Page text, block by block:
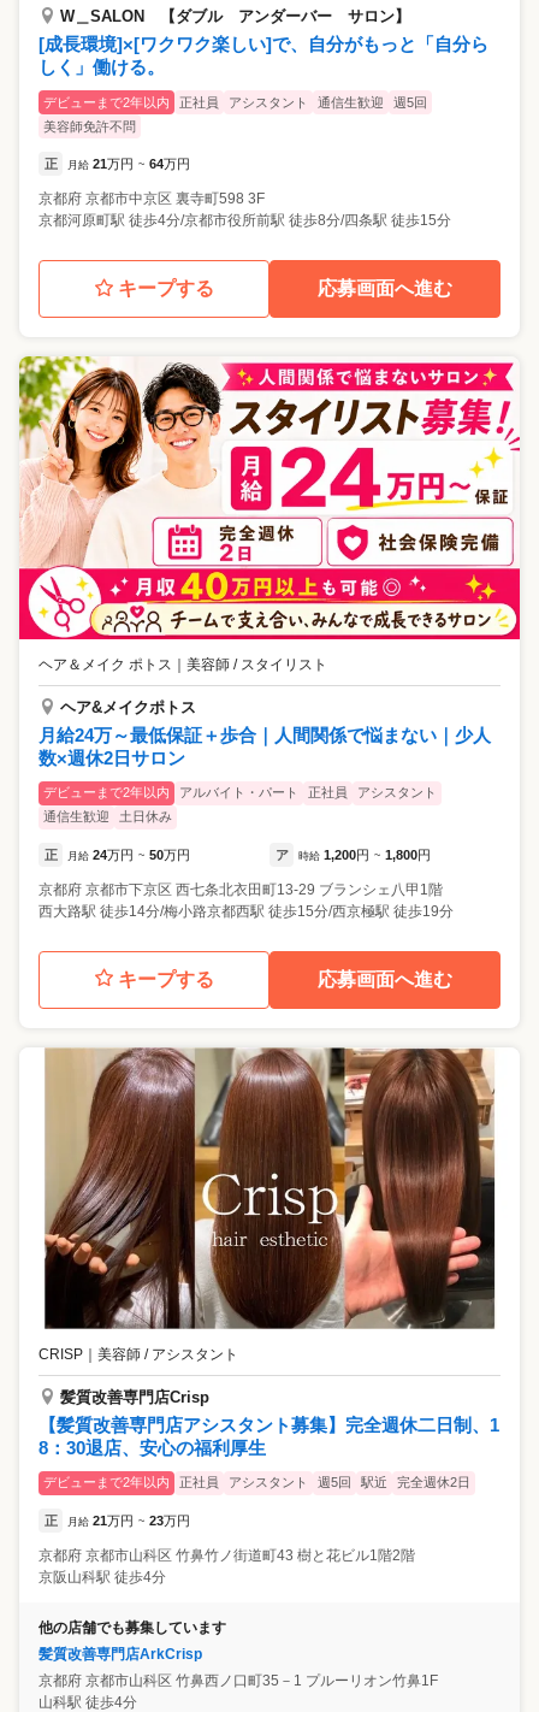
W＿SALON 【ダブル アンダーバー サロン】
[成長環境]×[ワクワク楽しい]で、自分がもっと「自分ら
しく」働ける。
デビューまで2年以内 正社員 アシスタント 通信生歓迎
週5回
美容師免許不問
正 月給 21万円 ~ 64万円
京都府 京都市中京区 裏寺町598 3F
京都河原町駅 徒歩4分/京都市役所前駅 徒歩8分/四条駅 徒歩15分
キープする 応募画面へ進む
ヘア＆メイク ポトス ｜ 美容師 / スタイリスト
ヘア&メイクポトス
月給24万～最低保証＋歩合｜人間関係で悩まない｜少人
数×週休2日サロン
デビューまで2年以内 アルバイト・パート 正社員
アシスタント
通信生歓迎
土日休み
正 月給 24万円 ~ 50万円 ア 時給 1,200円 ~ 1,800円
京都府 京都市下京区 西七条北衣田町13‐29 ブランシェ八甲1階
西大路駅 徒歩14分/梅小路京都西駅 徒歩15分/西京極駅 徒歩19分
キープする 応募画面へ進む
CRISP 美容師 / アシスタント
髪質改善専門店Crisp
【髪質改善専門店アシスタント募集】完全週休二日制、1
8：30退店、安心の福利厚生
デビューまで2年以内 正社員 アシスタント 週5回 駅近 完全週休2日
正 月給 21万円 ~ 23万円
京都府 京都市山科区 竹鼻竹ノ街道町43 樹と花ビル1階2階
京阪山科駅 徒歩4分
他の店舗でも募集しています
髪質改善専門店ArkCrisp
京都府 京都市山科区 竹鼻西ノ口町35－1 プルーリオン竹鼻1F
山科駅 徒歩4分